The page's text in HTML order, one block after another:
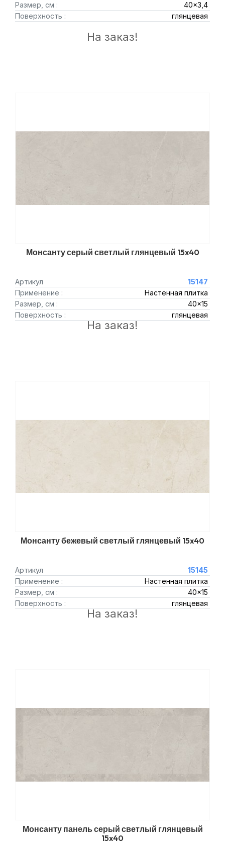
Размер, см :
40x3,4
Поверхность :
глянцевая
На заказ!
Монсанту серый светлый глянцевый 15x40
Артикул
15147
Применение :
Настенная плитка
Размер, см :
40x15
Поверхность :
глянцевая
На заказ!
Монсанту бежевый светлый глянцевый 15x40
Артикул
15145
Применение :
Настенная плитка
Размер, см :
40x15
Поверхность :
глянцевая
На заказ!
Монсанту панель серый светлый глянцевый
15x40